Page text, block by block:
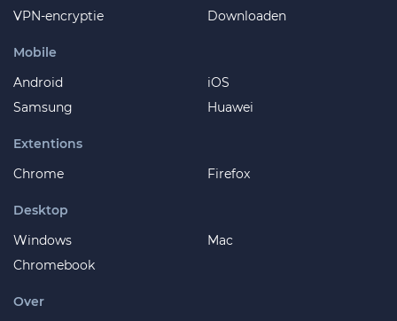
Mobile
Android
iOS
Samsung
Huawei
Extentions
Chrome
Firefox
Over
VPN-encryptie
Downloaden
Desktop
Windows
Mac
Chromebook